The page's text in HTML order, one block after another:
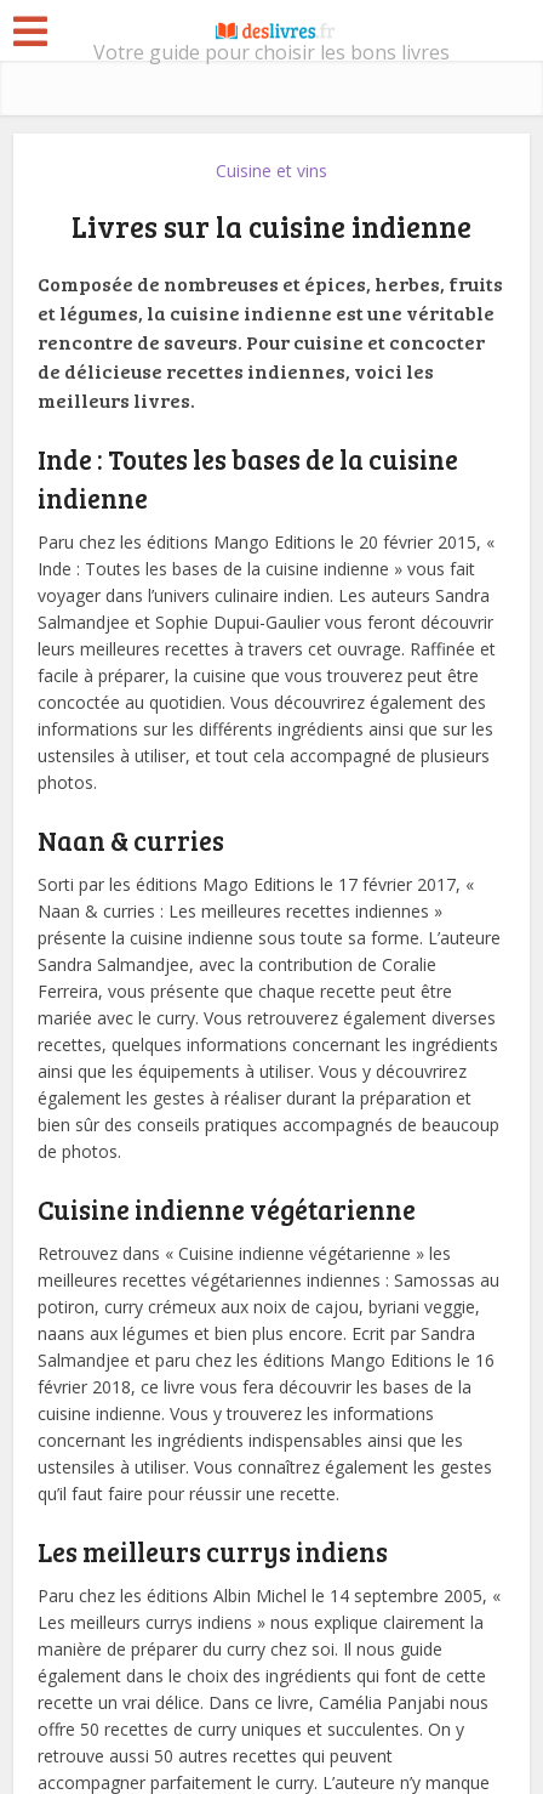
Votre guide pour choisir les bons livres
Cuisine et vins
Livres sur la cuisine indienne
Composée de nombreuses et épices, herbes, fruits
et légumes, la cuisine indienne est une véritable
rencontre de saveurs. Pour cuisine et concocter
de délicieuse recettes indiennes, voici les
meilleurs livres.
Inde : Toutes les bases de la cuisine
indienne
Paru chez les éditions Mango Editions le 20 février 2015, «
Inde : Toutes les bases de la cuisine indienne » vous fait
voyager dans l’univers culinaire indien. Les auteurs Sandra
Salmandjee et Sophie Dupui-Gaulier vous feront découvrir
leurs meilleures recettes à travers cet ouvrage. Raffinée et
facile à préparer, la cuisine que vous trouverez peut être
concoctée au quotidien. Vous découvrirez également des
informations sur les différents ingrédients ainsi que sur les
ustensiles à utiliser, et tout cela accompagné de plusieurs
photos.
Naan & curries
Sorti par les éditions Mago Editions le 17 février 2017, «
Naan & curries : Les meilleures recettes indiennes »
présente la cuisine indienne sous toute sa forme. L’auteure
Sandra Salmandjee, avec la contribution de Coralie
Ferreira, vous présente que chaque recette peut être
mariée avec le curry. Vous retrouverez également diverses
recettes, quelques informations concernant les ingrédients
ainsi que les équipements à utiliser. Vous y découvrirez
également les gestes à réaliser durant la préparation et
bien sûr des conseils pratiques accompagnés de beaucoup
de photos.
Cuisine indienne végétarienne
Retrouvez dans « Cuisine indienne végétarienne » les
meilleures recettes végétariennes indiennes : Samossas au
potiron, curry crémeux aux noix de cajou, byriani veggie,
naans aux légumes et bien plus encore. Ecrit par Sandra
Salmandjee et paru chez les éditions Mango Editions le 16
février 2018, ce livre vous fera découvrir les bases de la
cuisine indienne. Vous y trouverez les informations
concernant les ingrédients indispensables ainsi que les
ustensiles à utiliser. Vous connaîtrez également les gestes
qu’il faut faire pour réussir une recette.
Les meilleurs currys indiens
Paru chez les éditions Albin Michel le 14 septembre 2005, «
Les meilleurs currys indiens » nous explique clairement la
manière de préparer du curry chez soi. Il nous guide
également dans le choix des ingrédients qui font de cette
recette un vrai délice. Dans ce livre, Camélia Panjabi nous
offre 50 recettes de curry uniques et succulentes. On y
retrouve aussi 50 autres recettes qui peuvent
accompagner parfaitement le curry. L’auteure n’y manque